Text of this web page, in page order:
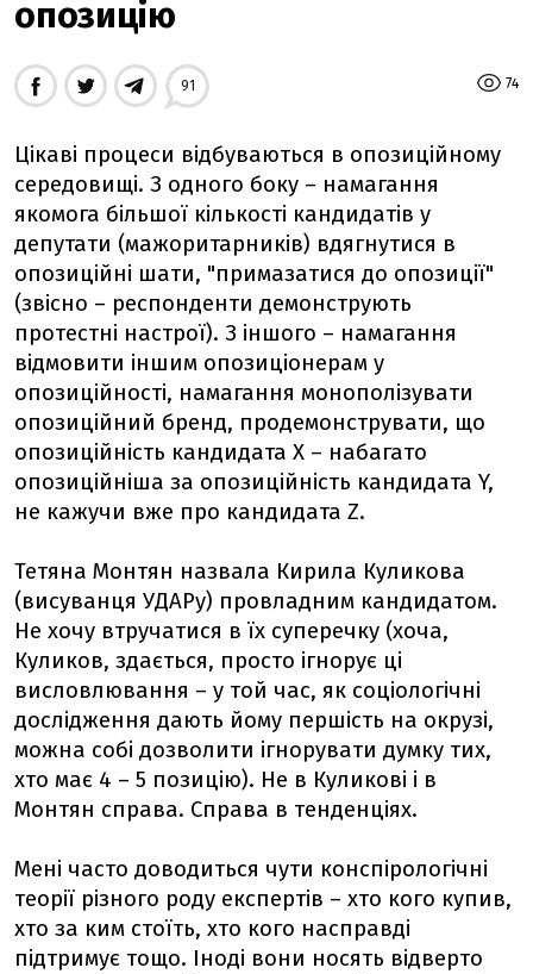
опозицію
74
91
Цікаві процеси відбуваються в опозиційному
середовищі. З одного боку – намагання
якомога більшої кількості кандидатів у
депутати (мажоритарників) вдягнутися в
опозиційні шати, "примазатися до опозиції"
(звісно – респонденти демонструють
протестні настрої). З іншого – намагання
відмовити іншим опозиціонерам у
опозиційності, намагання монополізувати
опозиційний бренд, продемонструвати, що
опозиційність кандидата Х – набагато
опозиційніша за опозиційність кандидата Y,
не кажучи вже про кандидата Z.
Тетяна Монтян назвала Кирила Куликова
(висуванця УДАРу) провладним кандидатом.
Не хочу втручатися в їх суперечку (хоча,
Куликов, здається, просто ігнорує ці
висловлювання – у той час, як соціологічні
дослідження дають йому першість на окрузі,
можна собі дозволити ігнорувати думку тих,
хто має 4 – 5 позицію). Не в Куликові і в
Монтян справа. Справа в тенденціях.
Мені часто доводиться чути конспірологічні
теорії різного роду експертів – хто кого купив,
хто за ким стоїть, хто кого насправді
підтримує тощо. Іноді вони носять відверто